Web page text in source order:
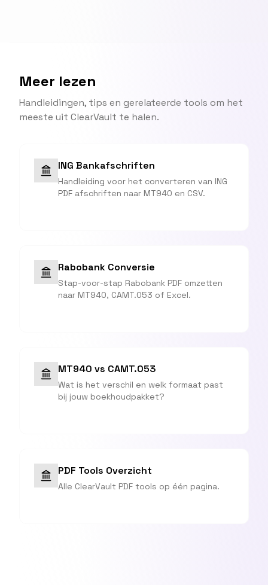
Meer lezen
Handleidingen, tips en gerelateerde tools om het
meeste uit ClearVault te halen.
ING Bankafschriften
Handleiding voor het converteren van ING
PDF afschriften naar MT940 en CSV.
Rabobank Conversie
Stap-voor-stap Rabobank PDF omzetten
naar MT940, CAMT.053 of Excel.
MT940 vs CAMT.053
Wat is het verschil en welk formaat past
bij jouw boekhoudpakket?
PDF Tools Overzicht
Alle ClearVault PDF tools op één pagina.